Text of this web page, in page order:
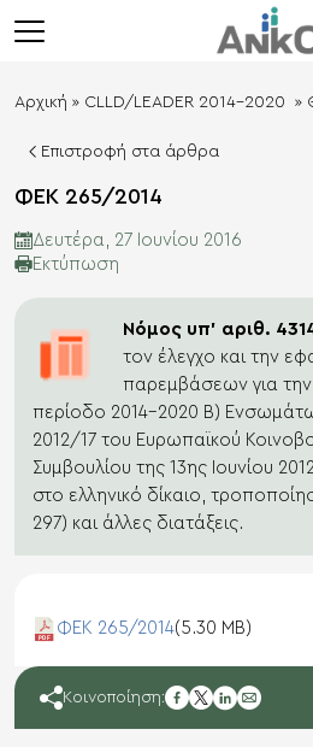
Αρχική » CLLD/LEADER 2014-2020 »
Επιστροφή στα άρθρα
ΦΕΚ 265/2014
Δευτέρα, 27 Ιουνίου 2016
Eκτύπωση
Νόμος υπ’ αριθ.
τον έλεγχο και την
παρεμβάσεων για
περίοδο 2014-2020 Β)
2012/17 του Ευρωπαϊκού
Συμβουλίου της 13ης Ιουνίου
στο ελληνικό δίκαιο,
297) και άλλες διατάξεις.
ΦΕΚ 265/2014(5.30 MB)
Κοινοποίηση: facebook
twitter
linkedin
mail